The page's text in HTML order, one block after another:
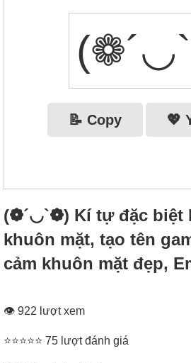
📝 Copy 💖
(❁´◡`❁) Kí tự đặc biệt
khuôn mặt, tạo tên
cảm khuôn mặt đẹp,
👁 922 lượt xem
⭐⭐⭐⭐⭐ 75 lượt đánh giá